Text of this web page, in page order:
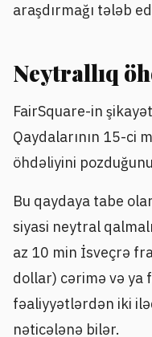
araşdırmağı tələb
Neytrallıq
FairSquare-in
Qaydalarının 15-ci
öhdəliyini
Bu qaydaya tabe
siyasi neytral
az 10 min İsveçrə
dollar) cərimə və ya
fəaliyyətlərdən iki
nəticələnə bilər.